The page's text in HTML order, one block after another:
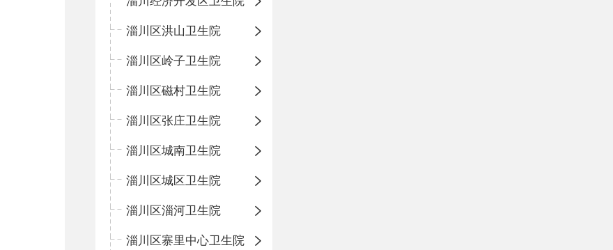
淄川区洪山卫生院
淄川区岭子卫生院
淄川区磁村卫生院
淄川区张庄卫生院
淄川区城南卫生院
淄川区城区卫生院
淄川区淄河卫生院
淄川区寨里中心卫生院